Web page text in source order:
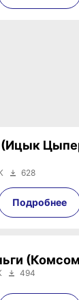
0:00
628
Подробнее
0:31
494